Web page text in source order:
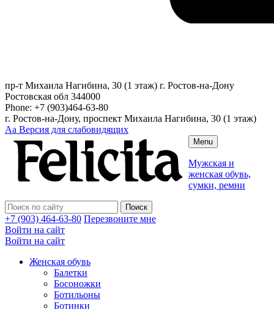
пр-т Михаила Нагибина, 30 (1 этаж) г. Ростов-на-Дону
Ростовская обл 344000
Phone: +7 (903)464-63-80
г. Ростов-на-Дону, проспект Михаила Нагибина, 30 (1 этаж)
Аа Версия для слабовидящих
Menu
Мужская и
женская обувь,
сумки, ремни
+7 (903) 464-63-80 Перезвоните мне
Войти на сайт
Войти на сайт
Женская обувь
Балетки
Босоножки
Ботильоны
Ботинки